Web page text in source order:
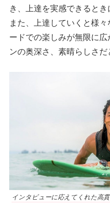
き、上達を実感できるとき
また、上達していくと様
ードでの楽しみが無限に
ンの奥深さ、素晴らしさだ
インタビューに応えてくれた高